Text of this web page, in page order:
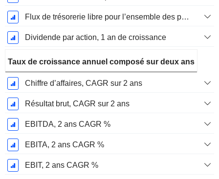
Flux de trésorerie libre pour l’ensemble des pourvoyeurs de fonds (créanciers et actionnaires) FCFF, Croissance 1 an
Dividende par action, 1 an de croissance
Taux de croissance annuel composé sur deux ans
Chiffre d’affaires, CAGR sur 2 ans
Résultat brut, CAGR sur 2 ans
EBITDA, 2 ans CAGR %
EBITA, 2 ans CAGR %
EBIT, 2 ans CAGR %